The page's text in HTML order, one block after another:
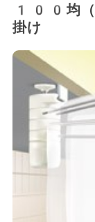
100均（
掛け